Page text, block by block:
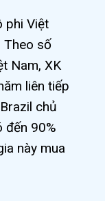
phi Việt
Theo số
Nam, XK
liên tiếp
chủ
đến 90%
này mua